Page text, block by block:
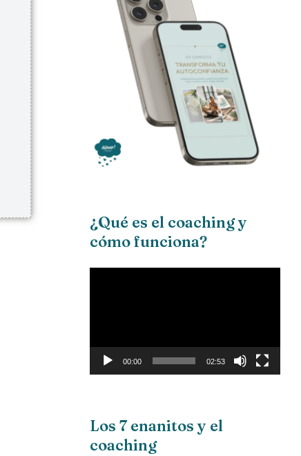
¿Qué es el coaching y
cómo funciona?
00:00 02:53
Los 7 enanitos y el
coaching